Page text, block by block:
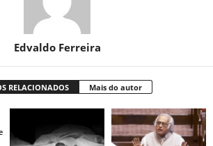
Edvaldo Ferreira
RELACIONADOS Mais do autor